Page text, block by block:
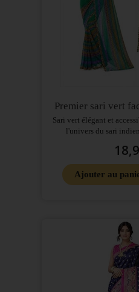
Premier sari vert
Sari vert élégant et
l'univers du sari
Ajouter au